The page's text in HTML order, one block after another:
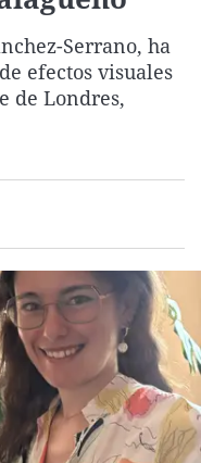
La rosa de los vientos
Gente viajera
Como el perro y el
Caso
Retornados
Equipo de
Extremadura
Galicia
La Rioja
Virales
Televisión
Elecciones
Serrano, ha
efectos visuales
de Londres,